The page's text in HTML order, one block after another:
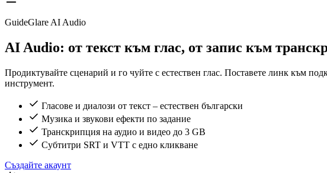
GuideGlare AI Audio
AI Audio: от текст към глас, от запис към
Продиктувайте сценарий и го чуйте с естествен глас. Поставете линк към
инструмент.
Гласове и диалози от текст – естествен български
Музика и звукови ефекти по задание
Транскрипция на аудио и видео до 3 GB
Субтитри SRT и VTT с едно кликване
Създайте акаунт